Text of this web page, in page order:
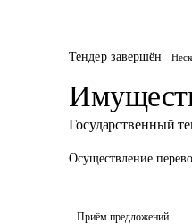
Тендер завершён
Государственный
Осуществление
Приём предложений